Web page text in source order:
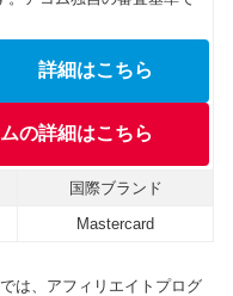
詳細はこちら
の詳細はこちら
国際ブランド
Mastercard
は、アフィリエイトプログ